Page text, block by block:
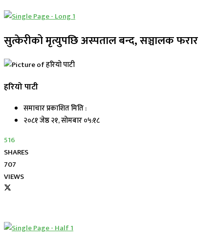
सुत्केरीको मृत्युपछि अस्पताल बन्द, सञ्चालक फरार
हरियो पाटी
समाचार प्रकाशित मिति :
२०८१ जेष्ठ २१, सोमबार ०५:१८
516
SHARES
707
VIEWS